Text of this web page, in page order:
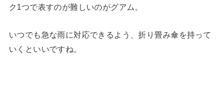
ク1つで表すのが難しいのがグアム。
いつでも急な雨に対応できるよう、折り畳み傘を持って
いくといいですね。